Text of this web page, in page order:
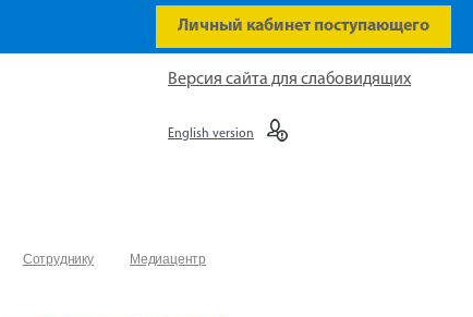
Личный кабинет поступающего
Сотруднику
Медиацентр
Версия сайта для слабовидящих
English version